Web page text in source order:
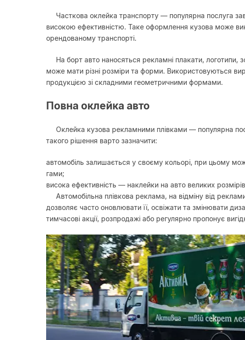
Часткова оклейка транспорту — популярна послуга
високою ефективністю. Таке оформлення кузова може
орендованому транспорті.
На борт авто наносяться рекламні плакати, логотипи,
може мати різні розміри та форми. Використовуються
продукцією зі складними геометричними формами.
Повна оклейка авто
Оклейка кузова рекламними плівками — популярна
такого рішення варто зазначити:
автомобіль залишається у своєму кольорі, при цьому
гами;
висока ефективність — наклейки на авто великих
Автомобільна плівкова реклама, на відміну від
дозволяє часто оновлювати її, освіжати та змінювати
тимчасові акції, розпродажі або регулярно пропонує